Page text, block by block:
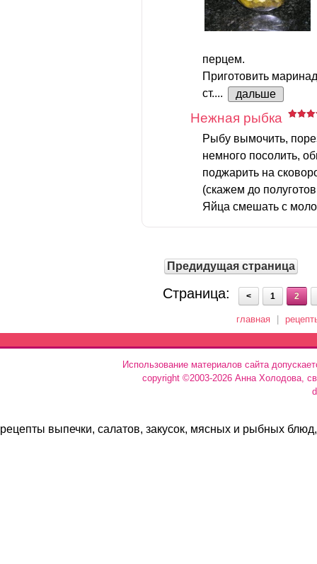
перцем.
Приготовить
ст....
дальше
Нежная рыбка
Рыбу вымочить,
немного посолить,
поджарить на
(скажем до
Яйца смешать с
Предидущая страница
Страница: < 1 2
главная
Использование материалов сайта
copyright ©2003-2026 Анна Холодова,
рецепты выпечки, салатов, закусок, мясных и рыбных